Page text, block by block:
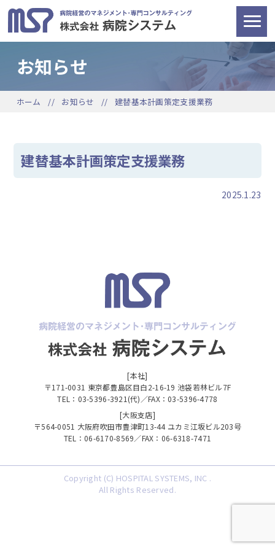
お知らせ
ホーム お知らせ 建替基本計画策定支援業務
建替基本計画策定支援業務
2025.1.23
[本社]
〒171-0031 東京都豊島区目白2-16-19 池袋若林ビル7F
TEL：03-5396-3921(代)／FAX：03-5396-4778
[大阪支店]
〒564-0051 大阪府吹田市豊津町13-44 ユカミ江坂ビル203号
TEL：06-6170-8569／FAX：06-6318-7471
Copyright (C) HOSPITAL SYSTEMS, INC .
All Rights Reserved.